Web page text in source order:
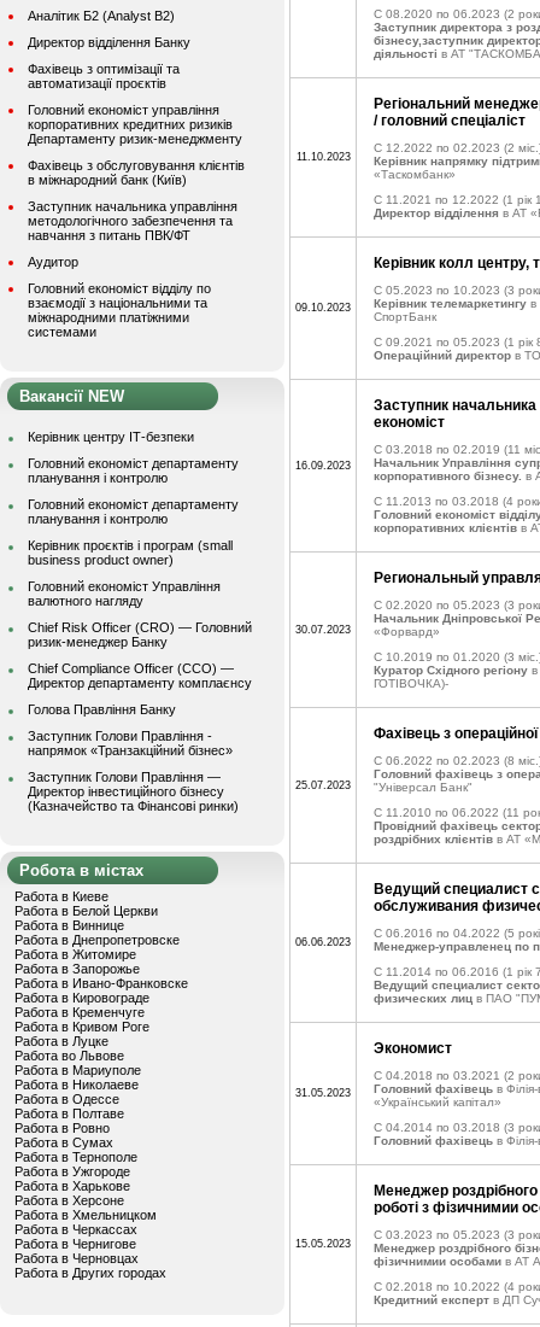
Аналітик Б2 (Analyst B2)
Директор відділення Банку
Фахівець з оптимізації та
автоматизації проєктів
Головний економіст управління
корпоративних кредитних ризиків
Департаменту ризик-менеджменту
Фахівець з обслуговування клієнтів
в міжнародний банк (Київ)
Заступник начальника управління
методологічного забезпечення та
навчання з питань ПВК/ФТ
Аудитор
Головний економіст відділу по
взаємодії з національними та
міжнародними платіжними
системами
Вакансії NEW
Керівник центру ІТ-безпеки
Головний економіст департаменту
планування і контролю
Головний економіст департаменту
планування і контролю
Керівник проєктів і програм (small
business product owner)
Головний економіст Управління
валютного нагляду
Chief Risk Officer (CRO) — Головний
ризик-менеджер Банку
Chief Compliance Officer (CCO) —
Директор департаменту комплаєнсу
Голова Правління Банку
Заступник Голови Правління -
напрямок «Транзакційний бізнес»
Заступник Голови Правління —
Директор інвестиційного бізнесу
(Казначейство та Фінансові ринки)
Робота в містах
Работа в Киеве
Работа в Белой Церкви
Работа в Виннице
Работа в Днепропетровске
Работа в Житомире
Работа в Запорожье
Работа в Ивано-Франковске
Работа в Кировограде
Работа в Кременчуге
Работа в Кривом Роге
Работа в Луцке
Работа во Львове
Работа в Мариуполе
Работа в Николаеве
Работа в Одессе
Работа в Полтаве
Работа в Ровно
Работа в Сумах
Работа в Тернополе
Работа в Ужгороде
Работа в Харькове
Работа в Херсоне
Работа в Хмельницком
Работа в Черкассах
Работа в Чернигове
Работа в Черновцах
Работа в Других городах
C 08.2020 по 06.2023 (2
Заступник директора з
бізнесу,заступник
діяльності в АТ
11.10.2023
Регіональний
/ головний спеціаліст
C 12.2022 по 02.2023 (2
Керівник напрямку
«Таскомбанк»
C 11.2021 по 12.2022 (1 рік
Директор відділення в АТ
09.10.2023
Керівник колл центру,
C 05.2023 по 10.2023 (3
Керівник телемаркетингу в
СпортБанк
C 09.2021 по 05.2023 (1 рік
Операційний директор в
16.09.2023
Заступник начальника
економіст
C 03.2018 по 02.2019 (11
Начальник Управління
корпоративного бізнесу. в
C 11.2013 по 03.2018 (4
Головний економіст
корпоративних клієнтів в
30.07.2023
Региональный
C 02.2020 по 05.2023 (3
Начальник Дніпровської
«Форвард»
C 10.2019 по 01.2020 (3
Куратор Східного регіону
ГОТІВОЧКА)-
25.07.2023
Фахівець з
C 06.2022 по 02.2023 (8
Головний фахівець з
"Універсал Банк"
C 11.2010 по 06.2022 (11
Провідний фахівець
роздрібних клієнтів в АТ
06.06.2023
Ведущий специалист
обслуживания
C 06.2016 по 04.2022 (5
Менеджер-управленец по
C 11.2014 по 06.2016 (1 рік
Ведущий специалист
физических лиц в ПАО
31.05.2023
Экономист
C 04.2018 по 03.2021 (2
Головний фахівець в
«Український капітал»
C 04.2014 по 03.2018 (3
Головний фахівець в
15.05.2023
Менеджер роздрібного
роботі з фізичнимии
C 03.2023 по 05.2023 (3
Менеджер роздрібного
фізичнимии особами в АТ
C 02.2018 по 10.2022 (4
Кредитний експерт в ДП